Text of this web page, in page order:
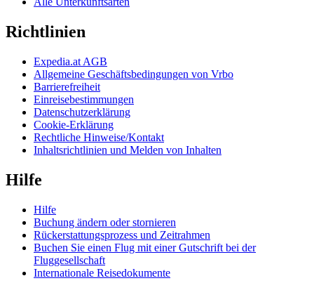
Richtlinien
Expedia.at AGB
Allgemeine Geschäftsbedingungen von Vrbo
Barrierefreiheit
Einreisebestimmungen
Datenschutzerklärung
Cookie-Erklärung
Rechtliche Hinweise/Kontakt
Inhaltsrichtlinien und Melden von Inhalten
Hilfe
Hilfe
Buchung ändern oder stornieren
Rückerstattungsprozess und Zeitrahmen
Buchen Sie einen Flug mit einer Gutschrift bei der
Fluggesellschaft
Internationale Reisedokumente